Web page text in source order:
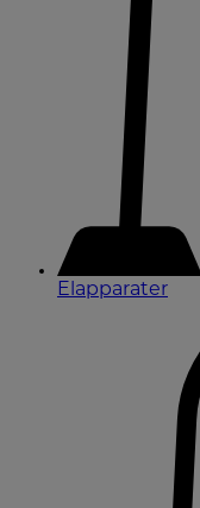
Elapparater